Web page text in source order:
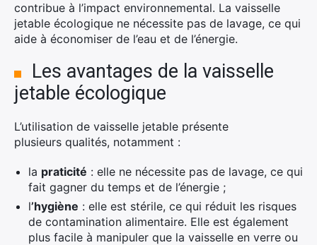
contribue à l’impact environnemental. La vaisselle
jetable écologique ne nécessite pas de lavage, ce qui
aide à économiser de l’eau et de l’énergie.
Les avantages de la vaisselle
jetable écologique
L’utilisation de vaisselle jetable présente
plusieurs qualités, notamment :
la praticité : elle ne nécessite pas de lavage, ce qui
fait gagner du temps et de l’énergie ;
l’hygiène : elle est stérile, ce qui réduit les risques
de contamination alimentaire. Elle est également
plus facile à manipuler que la vaisselle en verre ou